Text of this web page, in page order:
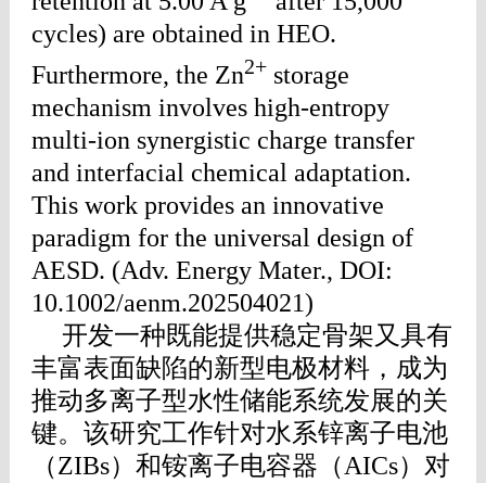
cycles) are obtained in HEO.
Furthermore, the Zn2+storage
mechanism involves high-entropy
multi-ion synergistic charge transfer
and interfacial chemical adaptation.
This work provides an innovative
paradigm for the universal design of
AESD. (Adv. Energy Mater., DOI:
10.1002/aenm.202504021)
开发一种既能提供稳定骨架又具有
丰富表面缺陷的新型电极材料，成为
推动多离子型水性储能系统发展的关
键。该研究工作针对水系锌离子电池
（ZIBs）和铵离子电容器（AICs）对